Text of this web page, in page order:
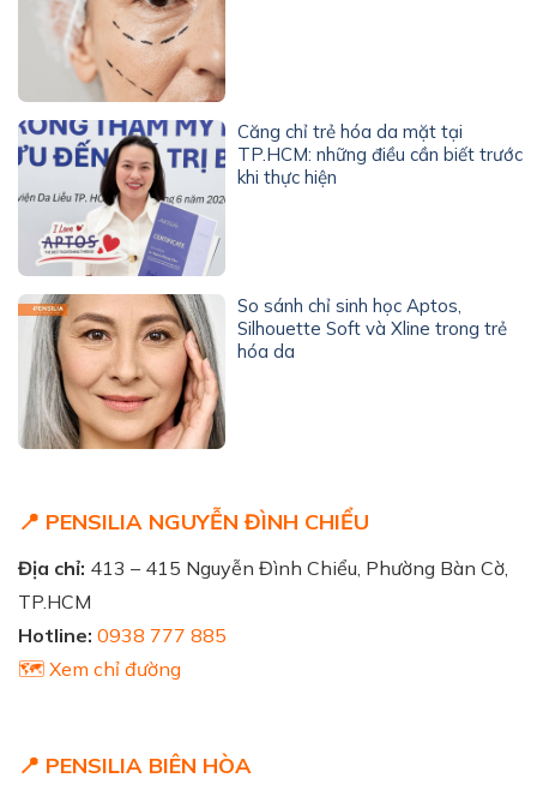
Căng chỉ trẻ hóa da mặt tại
TP.HCM: những điều cần biết trước
khi thực hiện
So sánh chỉ sinh học Aptos,
Silhouette Soft và Xline trong trẻ
hóa da
📍 PENSILIA NGUYỄN ĐÌNH CHIỂU
Địa chỉ: 413 – 415 Nguyễn Đình Chiểu, Phường Bàn Cờ,
TP.HCM
Hotline: 0938 777 885
🗺️ Xem chỉ đường
📍 PENSILIA BIÊN HÒA